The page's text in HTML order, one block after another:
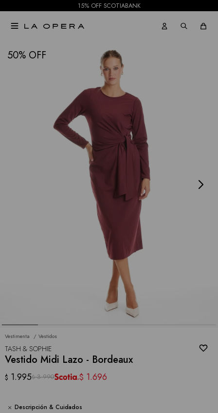
15% OFF SCOTIABANK

50
Vestimenta Vestidos
TASH & SOPHIE
Vestido Midi Lazo - Bordeaux
$ 1.995$ 3.990 $ 1.696
Descripción & Cuidados
NOTIFICARME